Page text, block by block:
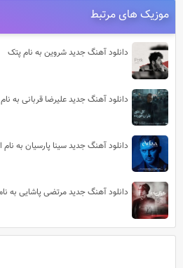
موزیک های مرتبط
دانلود آهنگ جدید شروین به نام پتک
دانلود آهنگ جدید علیرضا قربانی به
دانلود آهنگ جدید سینا پارسیان به نام
دانلود آهنگ جدید مرتضی پاشایی به